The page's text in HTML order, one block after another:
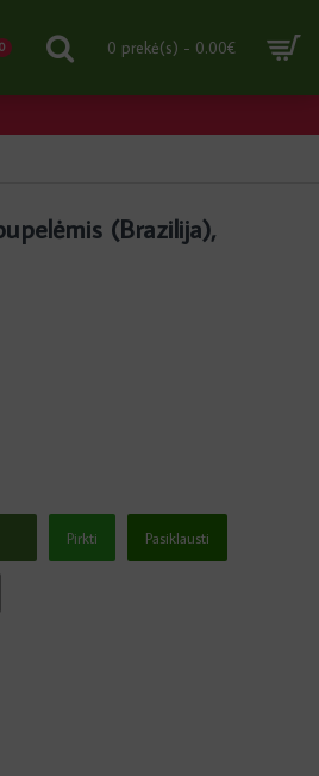
0 0 prekė(s) - 0.00€
(Brazilija),
Pirkti Pasiklausti